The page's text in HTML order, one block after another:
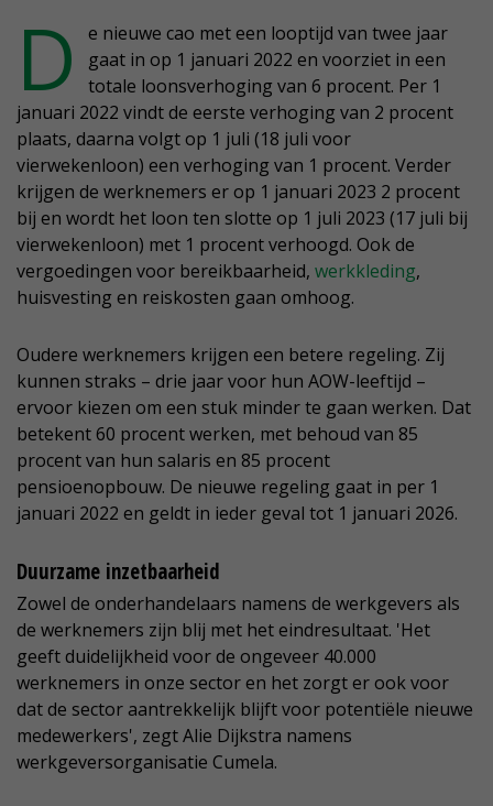
D
e nieuwe cao met een looptijd van twee jaar
gaat in op 1 januari 2022 en voorziet in een
totale loonsverhoging van 6 procent. Per 1
januari 2022 vindt de eerste verhoging van 2 procent
plaats, daarna volgt op 1 juli (18 juli voor
vierwekenloon) een verhoging van 1 procent. Verder
krijgen de werknemers er op 1 januari 2023 2 procent
bij en wordt het loon ten slotte op 1 juli 2023 (17 juli bij
vierwekenloon) met 1 procent verhoogd. Ook de
vergoedingen voor bereikbaarheid, werkkleding,
huisvesting en reiskosten gaan omhoog.
Oudere werknemers krijgen een betere regeling. Zij
kunnen straks – drie jaar voor hun AOW-leeftijd –
ervoor kiezen om een stuk minder te gaan werken. Dat
betekent 60 procent werken, met behoud van 85
procent van hun salaris en 85 procent
pensioenopbouw. De nieuwe regeling gaat in per 1
januari 2022 en geldt in ieder geval tot 1 januari 2026.
Duurzame inzetbaarheid
Zowel de onderhandelaars namens de werkgevers als
de werknemers zijn blij met het eindresultaat. 'Het
geeft duidelijkheid voor de ongeveer 40.000
werknemers in onze sector en het zorgt er ook voor
dat de sector aantrekkelijk blijft voor potentiële nieuwe
medewerkers', zegt Alie Dijkstra namens
werkgeversorganisatie Cumela.